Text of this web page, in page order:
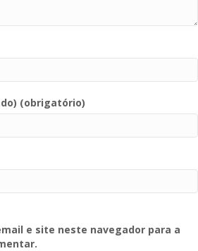
(obrigatório)
e site neste navegador para a